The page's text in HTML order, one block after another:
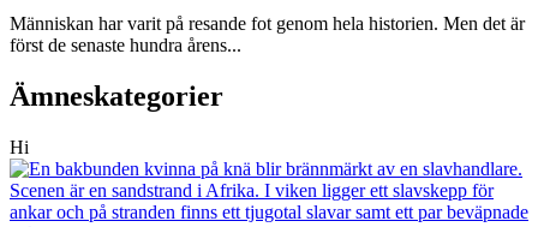
Människan har varit på resande fot genom hela historien. Men det är
först de senaste hundra årens...
Ämneskategorier
Hi